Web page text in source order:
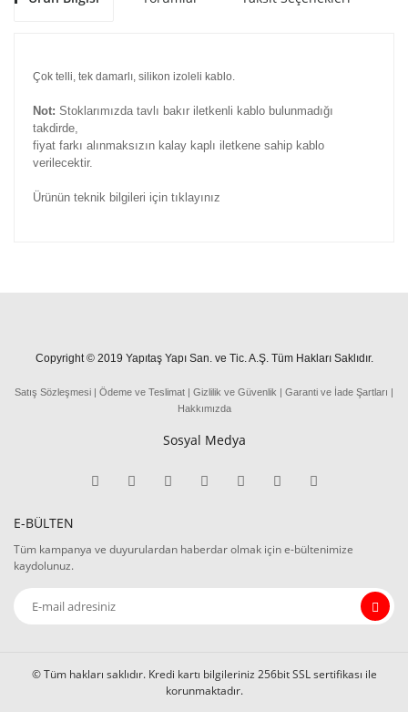
Çok telli, tek damarlı, silikon izoleli kablo.
Not: Stoklarımızda tavlı bakır iletkenli kablo bulunmadığı
takdirde,
fiyat farkı alınmaksızın kalay kaplı iletkene sahip kablo
verilecektir.
Ürünün teknik bilgileri için tıklayınız
Copyright © 2019 Yapıtaş Yapı San. ve Tic. A.Ş. Tüm Hakları Saklıdır.
Satış Sözleşmesi | Ödeme ve Teslimat | Gizlilik ve Güvenlik | Garanti ve İade Şartları |
Hakkımızda
Sosyal Medya
E-BÜLTEN
Tüm kampanya ve duyurulardan haberdar olmak için e-bültenimize
kaydolunuz.
© Tüm hakları saklıdır. Kredi kartı bilgileriniz 256bit SSL sertifikası ile
korunmaktadır.